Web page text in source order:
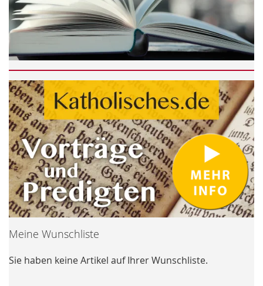
Meine Wunschliste
Sie haben keine Artikel auf Ihrer Wunschliste.